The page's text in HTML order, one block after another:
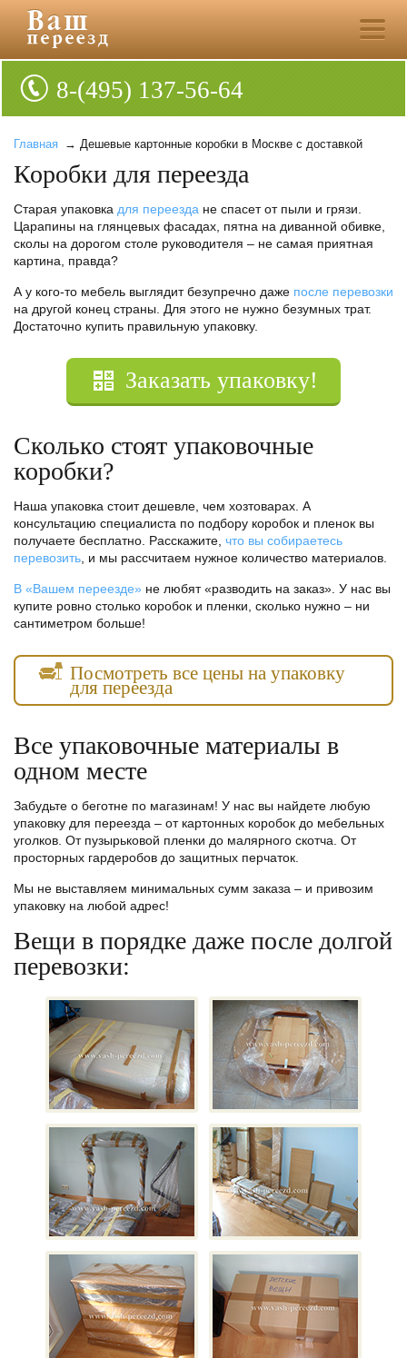
8-(495) 137-56-64
Главная → Дешевые картонные коробки в Москве с доставкой
Коробки для переезда
Старая упаковка для переезда не спасет от пыли и грязи.
Царапины на глянцевых фасадах, пятна на диванной обивке,
сколы на дорогом столе руководителя – не самая приятная
картина, правда?
А у кого-то мебель выглядит безупречно даже после перевозки
на другой конец страны. Для этого не нужно безумных трат.
Достаточно купить правильную упаковку.
Заказать упаковку!
Сколько стоят упаковочные
коробки?
Наша упаковка стоит дешевле, чем хозтоварах. А
консультацию специалиста по подбору коробок и пленок вы
получаете бесплатно. Расскажите, что вы собираетесь
перевозить , и мы рассчитаем нужное количество материалов.
В «Вашем переезде» не любят «разводить на заказ». У нас вы
купите ровно столько коробок и пленки, сколько нужно – ни
сантиметром больше!
Посмотреть все цены на упаковку
для переезда
Все упаковочные материалы в
одном месте
Забудьте о беготне по магазинам! У нас вы найдете любую
упаковку для переезда – от картонных коробок до мебельных
уголков. От пузырьковой пленки до малярного скотча. От
просторных гардеробов до защитных перчаток.
Мы не выставляем минимальных сумм заказа – и привозим
упаковку на любой адрес!
Вещи в порядке даже после долгой
перевозки: